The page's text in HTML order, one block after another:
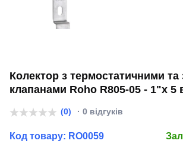
Колектор з термостатичними та
клапанами Roho R805-05 - 1"х 5
(0) · 0 відгуків
Код товару: RO0059